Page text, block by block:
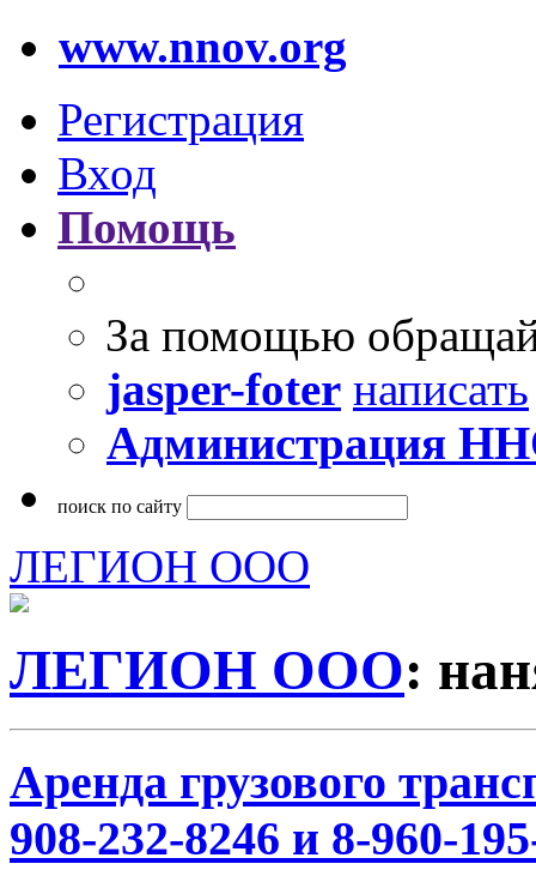
www.nnov.org
Регистрация
Вход
Помощь
За помощью
jasper-foter написать
Администрация
поиск по сайту
ЛЕГИОН ООО
ЛЕГИОН ООО:
Аренда грузового
908-232-8246 и 8-960-